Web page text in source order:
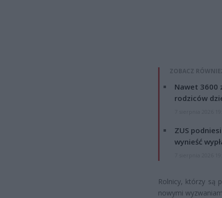
ZOBACZ
Nawet 3600
rodziców
ZUS
wynieść
Rolnicy, którzy są
nowymi